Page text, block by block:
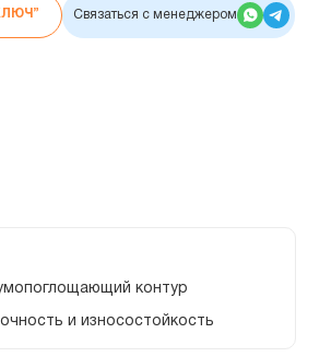
Связаться с менеджером
контур
и износостойкость